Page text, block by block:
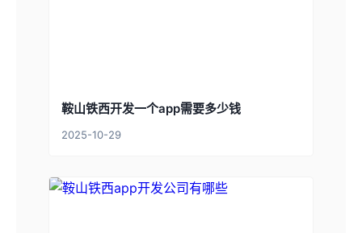
鞍山铁西开发一个app需要多少钱
2025-10-29